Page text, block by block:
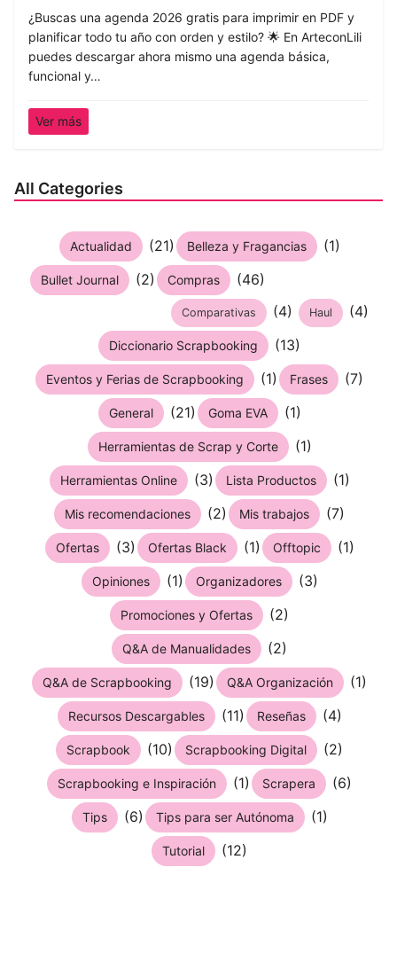
¿Buscas una agenda 2026 gratis para imprimir en PDF y
planificar todo tu año con orden y estilo? 🌟 En ArteconLili
puedes descargar ahora mismo una agenda básica,
funcional y…
Ver más
All Categories
Actualidad (21) Belleza y Fragancias (1)
Bullet Journal (2) Compras (46)
Comparativas (4) Haul (4)
Diccionario Scrapbooking (13)
Eventos y Ferias de Scrapbooking (1) Frases (7)
General (21) Goma EVA (1)
Herramientas de Scrap y Corte (1)
Herramientas Online (3) Lista Productos (1)
Mis recomendaciones (2) Mis trabajos (7)
Ofertas (3) Ofertas Black (1) Offtopic (1)
Opiniones (1) Organizadores (3)
Promociones y Ofertas (2)
Q&A de Manualidades (2)
Q&A de Scrapbooking (19) Q&A Organización (1)
Recursos Descargables (11) Reseñas (4)
Scrapbook (10) Scrapbooking Digital (2)
Scrapbooking e Inspiración (1) Scrapera (6)
Tips (6) Tips para ser Autónoma (1)
Tutorial (12)